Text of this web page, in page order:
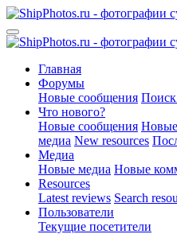
Главная
Форумы
Новые сообщения
Что нового?
Новые сообщения
медиа New resources
Медиа
Новые медиа Новые
Resources
Latest reviews Search
Пользователи
Текущие посетители